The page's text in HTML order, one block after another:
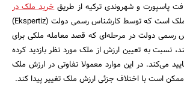
پاسپورت و شهروندی ترکیه از طریقخرید ملک در
تعیین ارزش ملک است که توسط کارشناس رسمی دولت (Ekspertiz)
رسمی دولت در مرحله‌ای که قصد معامله ملکی برای
نسبت به تعیین ارزش از ملک مورد نظر بازدید کرده
می‌کند. در این موارد معمولا تفاوتی در ارزش ملک
است با اختلاف جزئی ارزش ملک تغییر پیدا کند.